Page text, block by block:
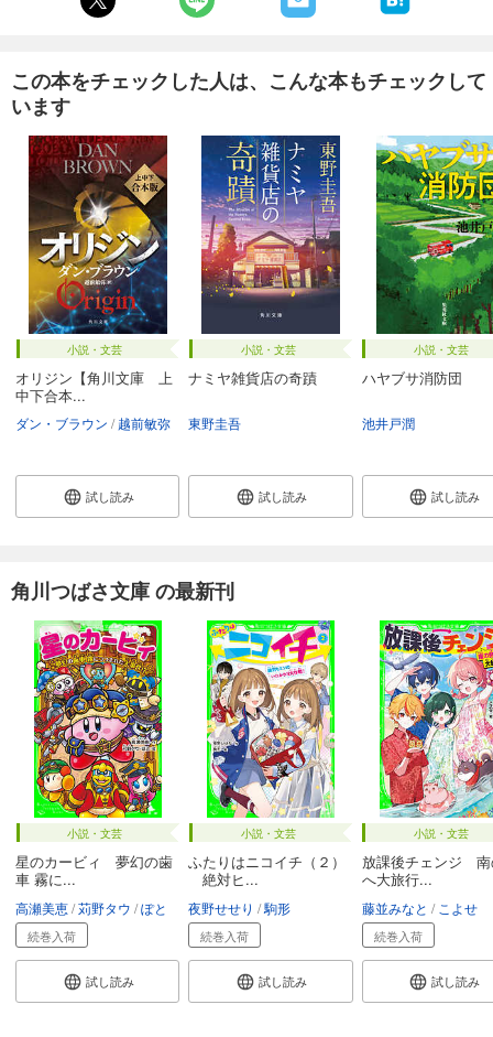
この本をチェックした人は、こんな本もチェックして
います
小説・文芸
オリジン【角川文庫 上
中下合本...
ダン・ブラウン 越前敏弥
試し読み
小説・文芸
ナミヤ雑貨店の奇蹟
東野圭吾
試し読み
小説・文芸
ハヤブサ消防団
池井戸潤
試し読み
角川つばさ文庫 の最新刊
小説・文芸
星のカービィ 夢幻の歯
車 霧に...
高瀬美恵 苅野タウ ぽと
続巻入荷
試し読み
小説・文芸
ふたりはニコイチ（２）
絶対ヒ...
夜野せせり 駒形
続巻入荷
試し読み
小説・文芸
放課後チェンジ 南
へ大旅行...
藤並みなと こよせ
続巻入荷
試し読み